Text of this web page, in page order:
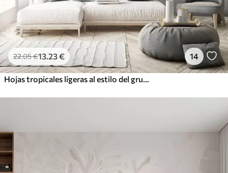
22.05€13 .23€ 14